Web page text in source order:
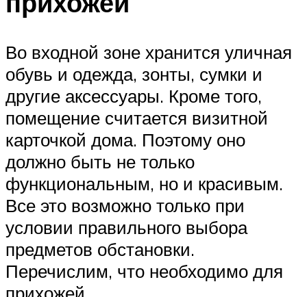
Во входной зоне хранится уличная
обувь и одежда, зонты, сумки и
другие аксессуары. Кроме того,
помещение считается визитной
карточкой дома. Поэтому оно
должно быть не только
функциональным, но и красивым.
Все это возможно только при
условии правильного выбора
предметов обстановки.
Перечислим, что необходимо для
прихожей.